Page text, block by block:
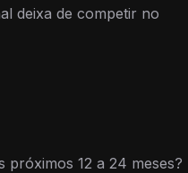
deixa de competir no
12 a 24 meses?